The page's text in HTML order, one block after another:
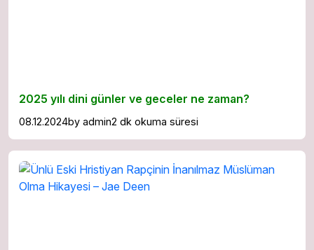
2025 yılı dini günler ve geceler ne zaman?
08.12.2024by admin2 dk okuma süresi